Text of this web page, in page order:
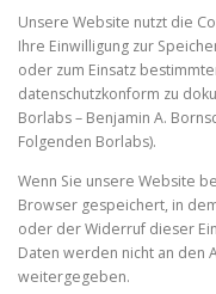
Unsere Website nutzt die
Ihre Einwilligung zur
oder zum Einsatz
datenschutzkonform zu
Borlabs – Benjamin A.
Folgenden Borlabs).
Wenn Sie unsere Website
Browser gespeichert, in
oder der Widerruf dieser
Daten werden nicht an den
weitergegeben.